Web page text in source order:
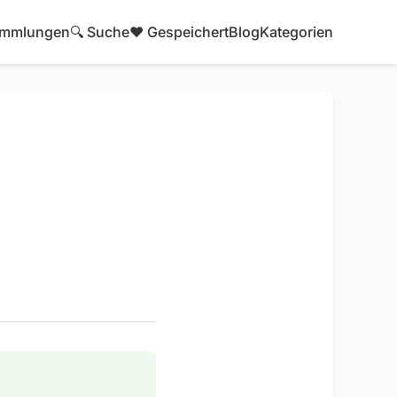
🔍 Suche❤️ GespeichertBlogKategorien